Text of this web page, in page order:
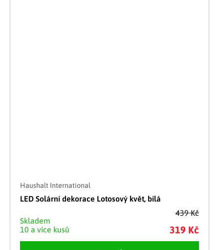
439 Kč
Haushalt International
LED Solární dekorace Lotosový květ, bílá
Skladem
10 a více kusů
319 Kč